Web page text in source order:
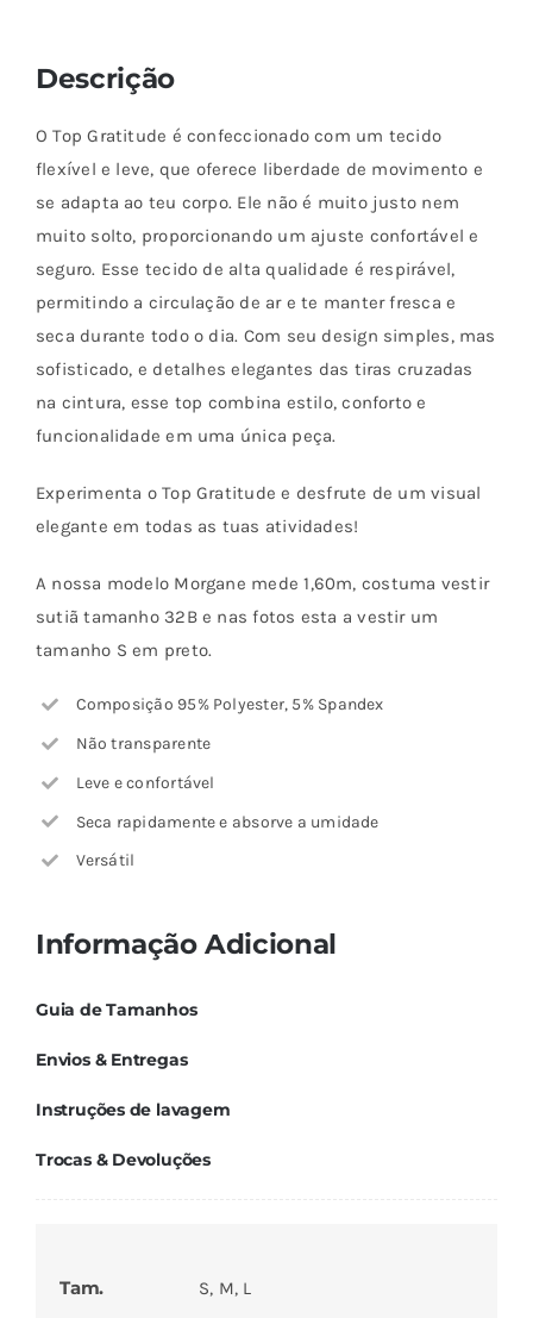
ser
na
página
do
produto
Descrição
O Top Gratitude é confeccionado com um tecido
flexível e leve, que oferece liberdade de movimento e
se adapta ao teu corpo. Ele não é muito justo nem
muito solto, proporcionando um ajuste confortável e
seguro. Esse tecido de alta qualidade é respirável,
permitindo a circulação de ar e te manter fresca e
seca durante todo o dia. Com seu design simples, mas
sofisticado, e detalhes elegantes das tiras cruzadas
na cintura, esse top combina estilo, conforto e
funcionalidade em uma única peça.
Experimenta o Top Gratitude e desfrute de um visual
elegante em todas as tuas atividades!
A nossa modelo Morgane mede 1,60m, costuma vestir
sutiã tamanho 32B e nas fotos esta a vestir um
tamanho S em preto.
Composição 95% Polyester, 5% Spandex
Não transparente
Leve e confortável
Seca rapidamente e absorve a umidade
Versátil
Informação Adicional
Guia de Tamanhos
Envios & Entregas
Instruções de lavagem
Trocas & Devoluções
Tam. S, M, L